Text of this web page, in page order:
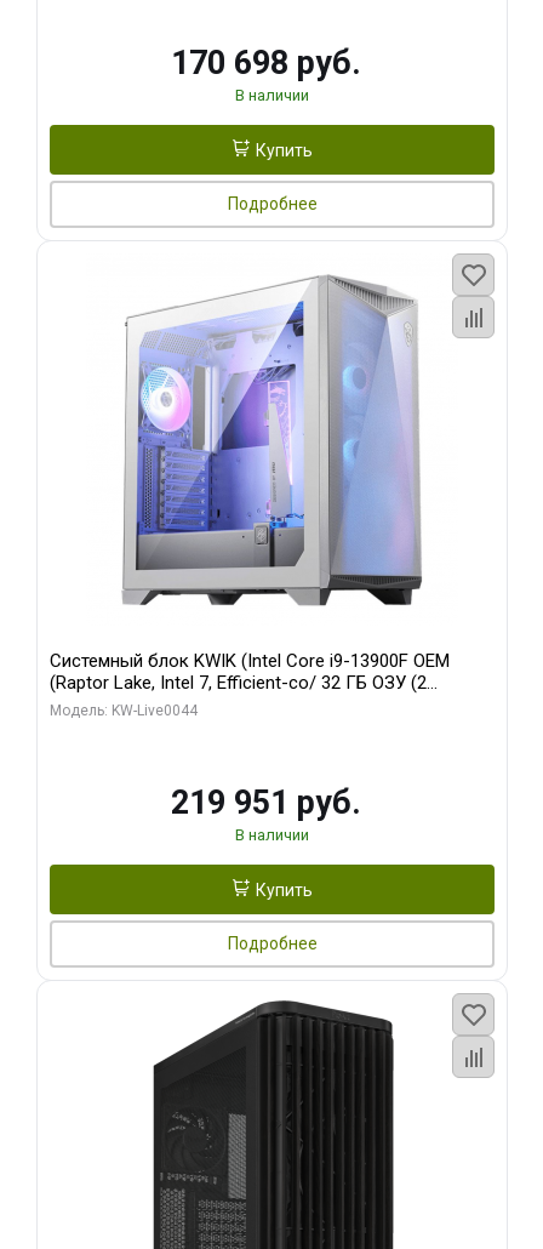
170 698 руб.
В наличии
Купить
Подробнее
Системный блок KWIK (Intel Core i9-13900F OEM
(Raptor Lake, Intel 7, Efficient-co/ 32 ГБ ОЗУ (2
модуля)/ Gigabyte RTX5070Ti AERO OC 16GB GDDR7
Модель: KW-Live0044
219 951 руб.
В наличии
Купить
Подробнее